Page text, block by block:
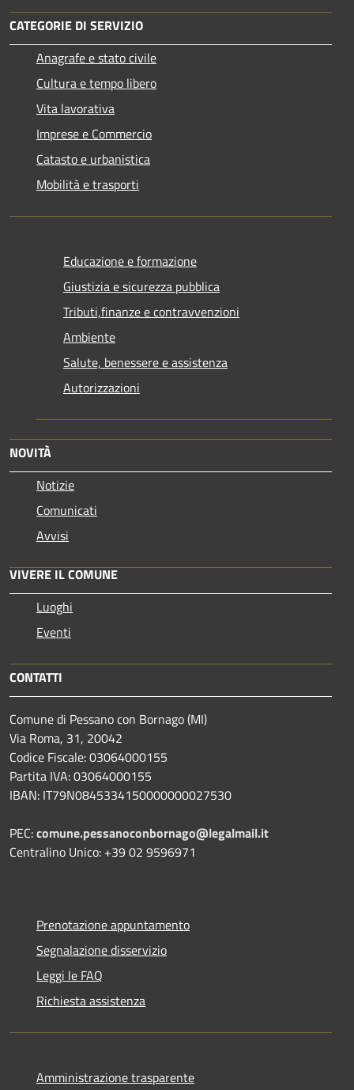
CATEGORIE DI SERVIZIO
Anagrafe e stato civile
Cultura e tempo libero
Vita lavorativa
Imprese e Commercio
Catasto e urbanistica
Mobilità e trasporti
Educazione e formazione
Giustizia e sicurezza pubblica
Tributi,finanze e contravvenzioni
Ambiente
Salute, benessere e assistenza
Autorizzazioni
NOVITÀ
Notizie
Comunicati
Avvisi
VIVERE IL COMUNE
Luoghi
Eventi
CONTATTI
Comune di Pessano con Bornago (MI)
Via Roma, 31, 20042
Codice Fiscale: 03064000155
Partita IVA: 03064000155
IBAN: IT79N0845334150000000027530
PEC:comune.pessanoconbornago@legalmail.it
Centralino Unico: +39 02 9596971
Prenotazione appuntamento
Segnalazione disservizio
Leggi le FAQ
Richiesta assistenza
Amministrazione trasparente